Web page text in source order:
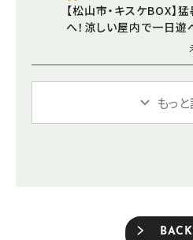
【松山市・キスケBOX】
へ！涼しい屋内で一日遊
もっ
BACK